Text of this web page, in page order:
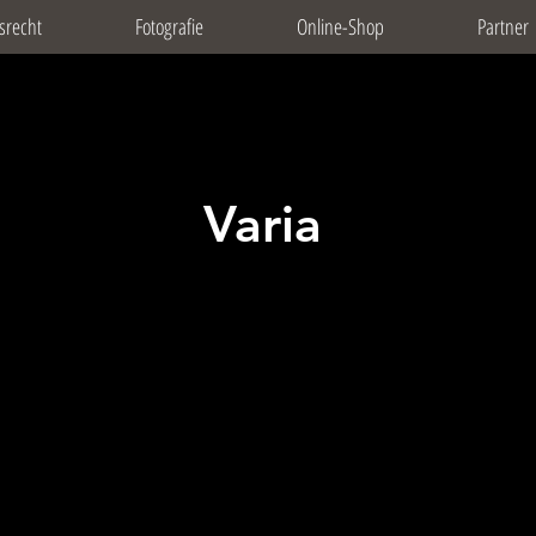
Fotografie Online-Shop Partner
Varia